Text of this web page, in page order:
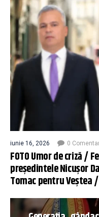
iunie 16, 2026 0
FOTO Umor de criză /
președintele Nicușor
Tomac pentru Veștea